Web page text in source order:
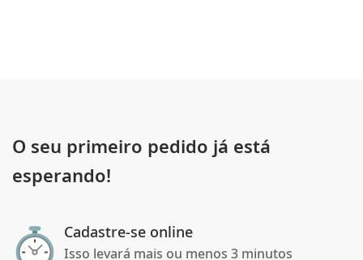
O seu primeiro pedido já está
esperando!
Cadastre-se online
Isso levará mais ou menos 3 minutos